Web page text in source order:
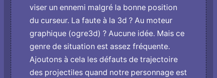
viser un ennemi malgré la bonne position
du curseur. La faute à la 3d ? Au moteur
graphique (ogre3d) ? Aucune idée. Mais ce
genre de situation est assez fréquente.
Ajoutons à cela les défauts de trajectoire
des projectiles quand notre personnage est